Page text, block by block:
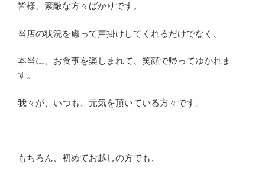
皆様、素敵な方々ばかりです。
当店の状況を慮って声掛けしてくれるだけでなく、
本当に、お食事を楽しまれて、笑顔で帰ってゆかれま
す。
我々が、いつも、元気を頂いている方々です。
もちろん、初めてお越しの方でも、